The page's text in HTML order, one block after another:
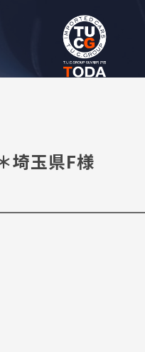
埼玉県F様